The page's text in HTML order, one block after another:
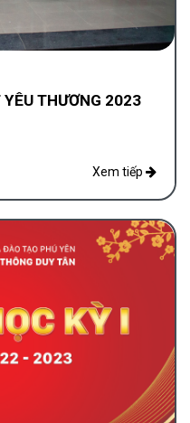
THƯƠNG 2023
Xem tiếp